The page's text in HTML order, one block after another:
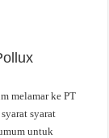
melamar ke PT
syarat
untuk